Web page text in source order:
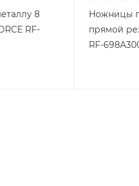
8
RF-
Ножницы
прямой
RF-